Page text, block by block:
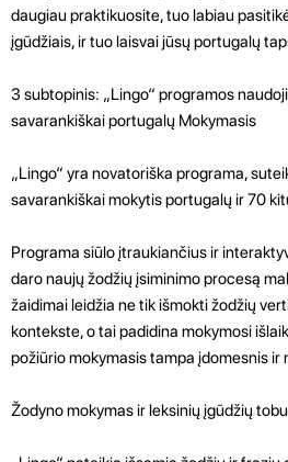
daugiau praktikuosite, tuo labiau
įgūdžiais, ir tuo laisvai jūsų portugalų
3 subtopinis: „Lingo“ programos
savarankiškai portugalų Mokymasis
„Lingo“ yra novatoriška programa,
savarankiškai mokytis portugalų ir 70
Programa siūlo įtraukiančius ir
daro naujų žodžių įsiminimo procesą
žaidimai leidžia ne tik išmokti žodžių
kontekste, o tai padidina mokymosi
požiūrio mokymasis tampa įdomesnis ir
Žodyno mokymas ir leksinių įgūdžių